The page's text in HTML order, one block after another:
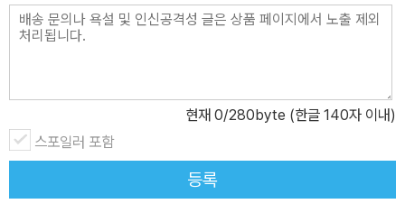
서 단군→기자→위만→삼국으로 계승된다는 기존 인식체계를 거부
하고 대단군조선과 3조선, 부여와 고구려 중심 인식체계를 내세웠다.
고 있다. 제1편 총론, 제2편 단군신앙 시대, 제3편 삼조선(三朝鮮)분
립 시대, 제4편 열국쟁웅 시대, 제5편 고구려 전성시대, 제6편 고구
려 쇠퇴 징조와 북부여 멸망, 제7편 고구려․백제 충돌, 제8편 남방 국
가의 대고구려 공수동맹, 제9편 삼국혈전 시작, 제10편 고구려와 수
의 전쟁, 제11편 고구려와 당의 전쟁, 제12편 백제의 강성(强盛)과
현재 0/280byte (한글 140자 이내)
스포일러 포함
등록